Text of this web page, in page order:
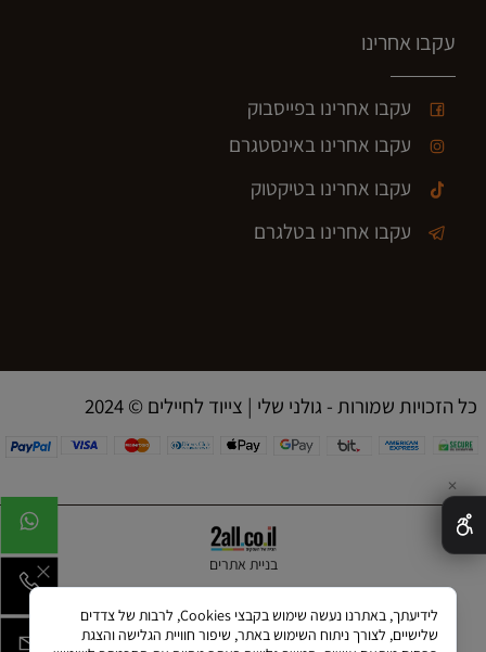
עקבו אחרינו
עקבו אחרינו בפייסבוק
עקבו אחרינו באינסטגרם
עקבו אחרינו בטיקטוק
עקבו אחרינו בטלגרם
בניית אתרים
✕
לידיעתך, באתרנו נעשה שימוש בקבצי Cookies, לרבות של צדדים
שלישיים, לצורך ניתוח השימוש באתר, שיפור חוויית הגלישה והצגת